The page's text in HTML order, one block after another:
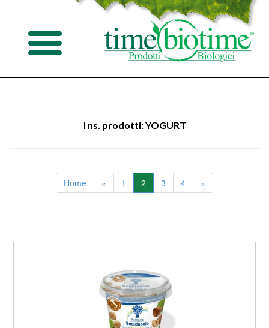
I ns. prodotti: YOGURT
Home « 1 2 3 4 »